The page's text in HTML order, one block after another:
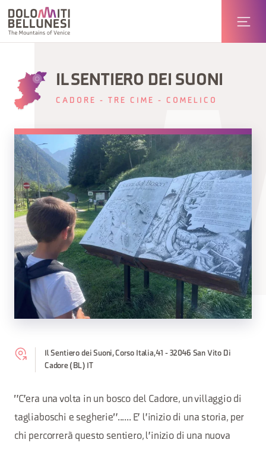
IL SENTIERO DEI SUONI
CADORE - TRE CIME - COMELICO
Il Sentiero dei Suoni, Corso Italia, 41 - 32046 San Vito Di
Cadore (BL) IT
"C'era una volta in un bosco del Cadore, un villaggio di
tagliaboschi e segherie"...... E' l'inizio di una storia, per
chi percorrerà questo sentiero, l'inizio di una nuova